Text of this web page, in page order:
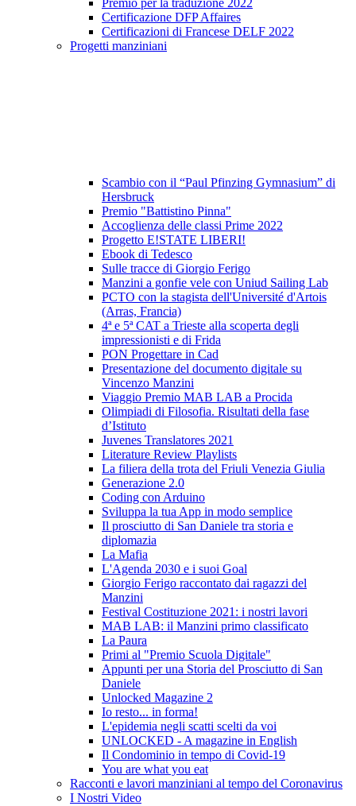
Premio per la traduzione 2022
Certificazione DFP Affaires
Certificazioni di Francese DELF 2022
Progetti manziniani
Scambio con il “Paul Pfinzing Gymnasium” di
Hersbruck
Premio "Battistino Pinna"
Accoglienza delle classi Prime 2022
Progetto E!STATE LIBERI!
Ebook di Tedesco
Sulle tracce di Giorgio Ferigo
Manzini a gonfie vele con Uniud Sailing Lab
PCTO con la stagista dell'Université d'Artois
(Arras, Francia)
4ª e 5ª CAT a Trieste alla scoperta degli
impressionisti e di Frida
PON Progettare in Cad
Presentazione del documento digitale su
Vincenzo Manzini
Viaggio Premio MAB LAB a Procida
Olimpiadi di Filosofia. Risultati della fase
d’Istituto
Juvenes Translatores 2021
Literature Review Playlists
La filiera della trota del Friuli Venezia Giulia
Generazione 2.0
Coding con Arduino
Sviluppa la tua App in modo semplice
Il prosciutto di San Daniele tra storia e
diplomazia
La Mafia
L'Agenda 2030 e i suoi Goal
Giorgio Ferigo raccontato dai ragazzi del
Manzini
Festival Costituzione 2021: i nostri lavori
MAB LAB: il Manzini primo classificato
La Paura
Primi al "Premio Scuola Digitale"
Appunti per una Storia del Prosciutto di San
Daniele
Unlocked Magazine 2
Io resto... in forma!
L'epidemia negli scatti scelti da voi
UNLOCKED - A magazine in English
Il Condominio in tempo di Covid-19
You are what you eat
Racconti e lavori manziniani al tempo del Coronavirus
I Nostri Video